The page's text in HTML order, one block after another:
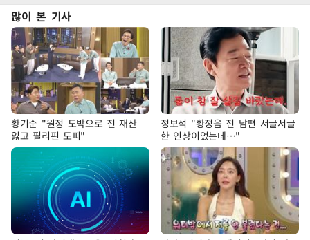
많이 본 기사
황기순 "원정 도박으로 전 재산
잃고 필리핀 도피"
정보석 "황정음 전 남편 서글서글
한 인상이었는데…"